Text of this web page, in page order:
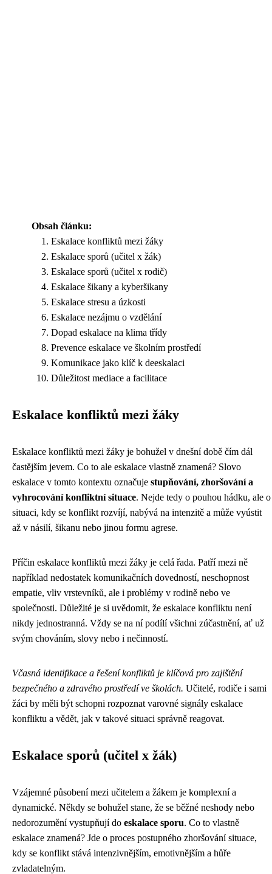
Obsah článku:
Eskalace konfliktů mezi žáky
Eskalace sporů (učitel x žák)
Eskalace sporů (učitel x rodič)
Eskalace šikany a kyberšikany
Eskalace stresu a úzkosti
Eskalace nezájmu o vzdělání
Dopad eskalace na klima třídy
Prevence eskalace ve školním prostředí
Komunikace jako klíč k deeskalaci
Důležitost mediace a facilitace
Eskalace konfliktů mezi žáky
Eskalace konfliktů mezi žáky je bohužel v dnešní době čím dál
častějším jevem. Co to ale eskalace vlastně znamená? Slovo
eskalace v tomto kontextu označuje stupňování, zhoršování a
vyhrocování konfliktní situace. Nejde tedy o pouhou hádku, ale o
situaci, kdy se konflikt rozvíjí, nabývá na intenzitě a může vyústit
až v násilí, šikanu nebo jinou formu agrese.
Příčin eskalace konfliktů mezi žáky je celá řada. Patří mezi ně
například nedostatek komunikačních dovedností, neschopnost
empatie, vliv vrstevníků, ale i problémy v rodině nebo ve
společnosti. Důležité je si uvědomit, že eskalace konfliktu není
nikdy jednostranná. Vždy se na ní podílí všichni zúčastnění, ať už
svým chováním, slovy nebo i nečinností.
Včasná identifikace a řešení konfliktů je klíčová pro zajištění
bezpečného a zdravého prostředí ve školách. Učitelé, rodiče i sami
žáci by měli být schopni rozpoznat varovné signály eskalace
konfliktu a vědět, jak v takové situaci správně reagovat.
Eskalace sporů (učitel x žák)
Vzájemné působení mezi učitelem a žákem je komplexní a
dynamické. Někdy se bohužel stane, že se běžné neshody nebo
nedorozumění vystupňují do eskalace sporu. Co to vlastně
eskalace znamená? Jde o proces postupného zhoršování situace,
kdy se konflikt stává intenzivnějším, emotivnějším a hůře
zvladatelným.